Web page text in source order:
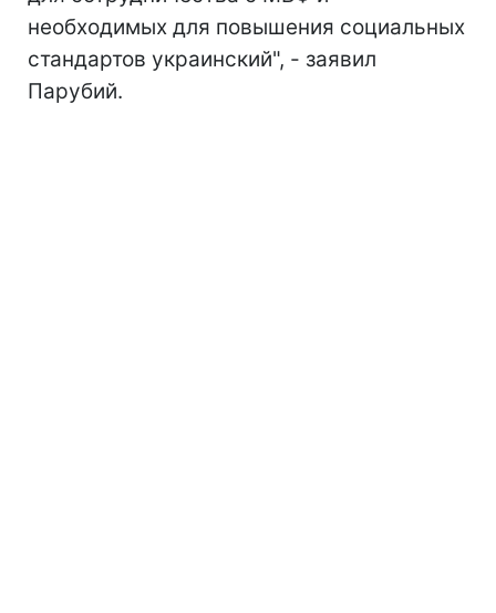
необходимых для повышения социальных
стандартов украинский", - заявил
Парубий.